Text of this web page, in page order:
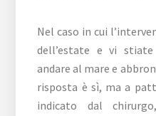
Nel caso in cui
dell’estate e vi
andare al mare e
risposta è sì, ma a
indicato dal